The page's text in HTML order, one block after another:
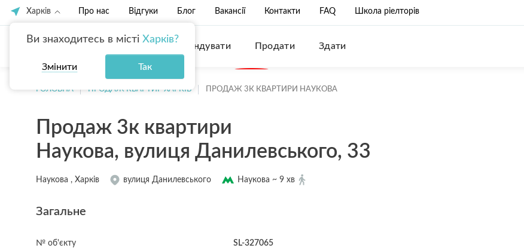
Харків
Ви знаходитесь в місті Харків?
Змінити Так
Про нас Відгуки Блог Вакансії Контакти FAQ Школа ріелторів
Орендувати Продати Здати
ГОЛОВНА ПРОДАЖ КВАРТИР ХАРКІВ ПРОДАЖ 3К КВАРТИРИ НАУКОВА
Продаж 3к квартири
Наукова, вулиця Данилевського, 33
Наукова , Харків вулиця Данилевського Наукова ~ 9 хв
Загальне
№ об'єкту SL-327065